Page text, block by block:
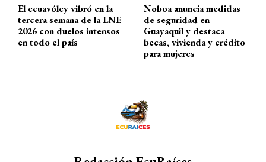
El ecuavóley vibró en la
tercera semana de la LNE
2026 con duelos intensos
en todo el país
Noboa anuncia medidas
de seguridad en
Guayaquil y destaca
becas, vivienda y crédito
para mujeres